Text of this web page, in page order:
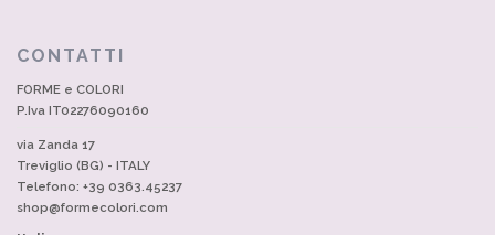
CONTATTI
FORME e COLORI
P.Iva IT02276090160
via Zanda 17
Treviglio (BG) - ITALY
Telefono: +39 0363.45237
shop@formecolori.com